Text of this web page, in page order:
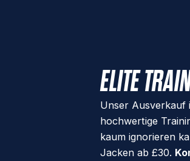
ELITE
Unser Ausverkauf
hochwertige
kaum ignorieren
Jacken ab £30.